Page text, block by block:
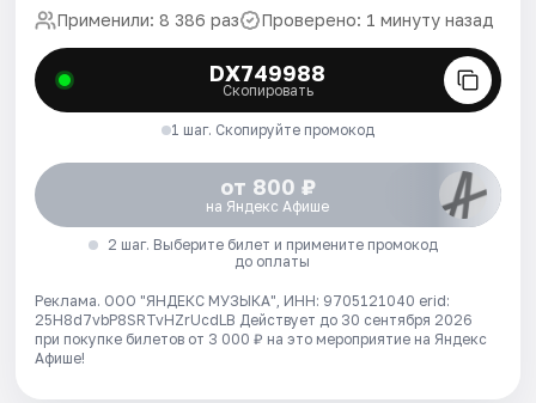
Применили: 8 386 раз Проверено: 1 минуту назад
DX749988
Скопировать
1 шаг. Скопируйте промокод
от 800 ₽
на Яндекс Афише
2 шаг. Выберите билет и примените промокод
до оплаты
Реклама. ООО "ЯНДЕКС МУЗЫКА", ИНН: 9705121040 erid:
25H8d7vbP8SRTvHZrUcdLB Действует до 30 сентября 2026
при покупке билетов от 3 000 ₽ на это мероприятие на Яндекс
Афише!